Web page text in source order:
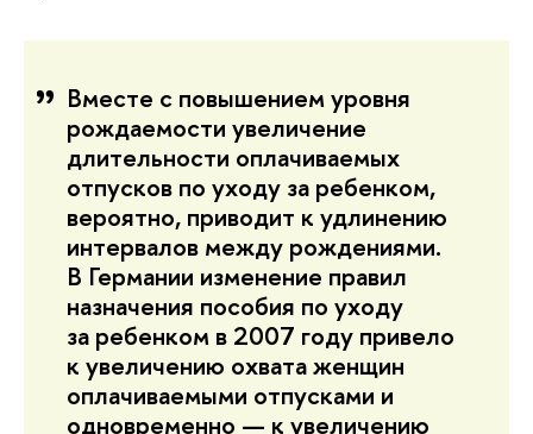
Вместе с повышением уровня
рождаемости увеличение
длительности оплачиваемых
отпусков по уходу за ребенком,
вероятно, приводит к удлинению
интервалов между рождениями.
В Германии изменение правил
назначения пособия по уходу
за ребенком в 2007 году привело
к увеличению охвата женщин
оплачиваемыми отпусками и
одновременно — к увеличению